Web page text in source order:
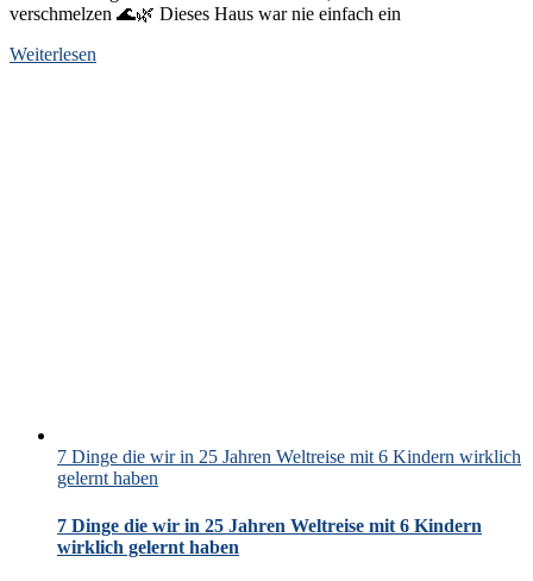
verschmelzen 🌊🌿 Dieses Haus war nie einfach ein
Weiterlesen
7 Dinge die wir in 25 Jahren Weltreise mit 6 Kindern wirklich
gelernt haben
7 Dinge die wir in 25 Jahren Weltreise mit 6 Kindern
wirklich gelernt haben